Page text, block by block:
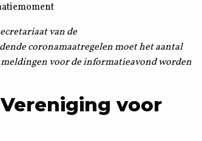
van de
coronamaatregelen moet het aantal
voor de informatieavond worden
voor